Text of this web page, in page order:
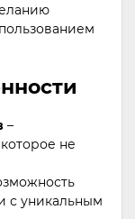
–
не
с уникальным